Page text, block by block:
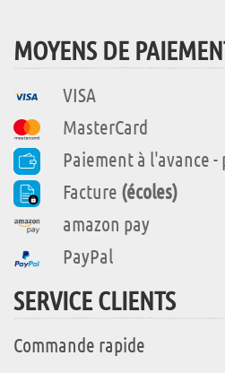
MOYENS DE
VISA
MasterCard
Paiement à l'avance
Facture (écoles)
amazon pay
PayPal
SERVICE CLIENTS
Commande rapide